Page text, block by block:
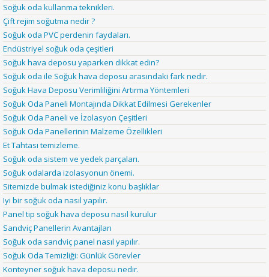
Soğuk oda kullanma teknikleri.
Çift rejim soğutma nedir ?
Soğuk oda PVC perdenin faydaları.
Endüstriyel soğuk oda çeşitleri
Soğuk hava deposu yaparken dikkat edin?
Soğuk oda ile Soğuk hava deposu arasındaki fark nedir.
Soğuk Hava Deposu Verimliliğini Artırma Yöntemleri
Soğuk Oda Paneli Montajında Dikkat Edilmesi Gerekenler
Soğuk Oda Paneli ve İzolasyon Çeşitleri
Soğuk Oda Panellerinin Malzeme Özellikleri
Et Tahtası temizleme.
Soğuk oda sistem ve yedek parçaları.
Soğuk odalarda izolasyonun önemi.
Sitemizde bulmak istediğiniz konu başlıklar
Iyi bir soğuk oda nasıl yapılır.
Panel tip soğuk hava deposu nasıl kurulur
Sandviç Panellerin Avantajları
Soğuk oda sandviç panel nasıl yapılır.
Soğuk Oda Temizliği: Günlük Görevler
Konteyner soğuk hava deposu nedir.